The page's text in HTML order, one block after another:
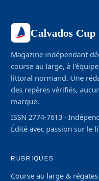
Calvados Cup
Magazine indépendant
course au large, à
littoral normand. Une
des repères vérifiés,
marque.
ISSN 2774-7613 ·
Édité avec passion sur le
RUBRIQUES
Course au large & régates